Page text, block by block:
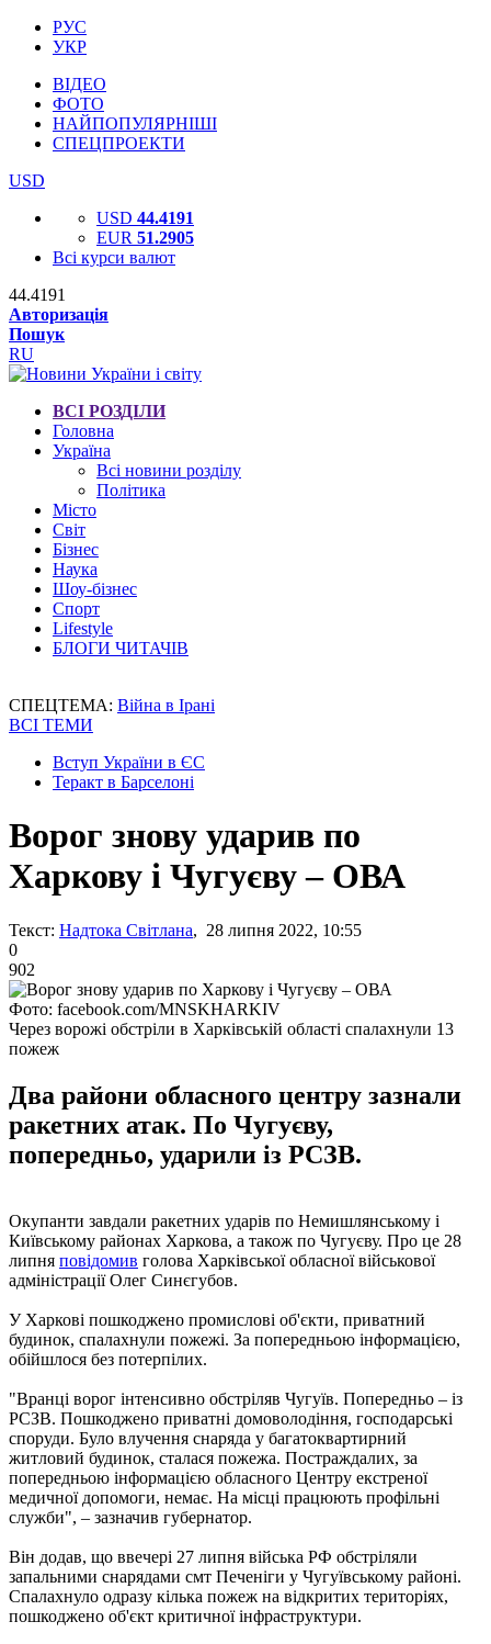
РУС
УКР
ВІДЕО
ФОТО
НАЙПОПУЛЯРНІШІ
СПЕЦПРОЕКТИ
USD
USD 44.4191
EUR 51.2905
Всі курси валют
44.4191
Авторизація
Пошук
RU
ВСІ РОЗДІЛИ
Головна
Україна
Всі новини розділу
Політика
Місто
Світ
Бізнес
Наука
Шоу-бізнес
Спорт
Lifestyle
БЛОГИ ЧИТАЧІВ
СПЕЦТЕМА: Війна в Ірані
ВСІ ТЕМИ
Вступ України в ЄС
Теракт в Барселоні
Ворог знову ударив по
Харкову і Чугуєву – ОВА
Текст: Надтока Світлана, 28 липня 2022, 10:55
0
902
Фото: facebook.com/MNSKHARKIV
Через ворожі обстріли в Харківській області спалахнули 13
пожеж
Два райони обласного центру зазнали
ракетних атак. По Чугуєву,
попередньо, ударили із РСЗВ.
Окупанти завдали ракетних ударів по Немишлянському і
Київському районах Харкова, а також по Чугуєву. Про це 28
липня повідомив голова Харківської обласної військової
адміністрації Олег Синєгубов.
У Харкові пошкоджено промислові об'єкти, приватний
будинок, спалахнули пожежі. За попередньою інформацією,
обійшлося без потерпілих.
"Вранці ворог інтенсивно обстріляв Чугуїв. Попередньо – із
РСЗВ. Пошкоджено приватні домоволодіння, господарські
споруди. Було влучення снаряда у багатоквартирний
житловий будинок, сталася пожежа. Постраждалих, за
попередньою інформацією обласного Центру екстреної
медичної допомоги, немає. На місці працюють профільні
служби", – зазначив губернатор.
Він додав, що ввечері 27 липня війська РФ обстріляли
запальними снарядами смт Печеніги у Чугуївському районі.
Спалахнуло одразу кілька пожеж на відкритих територіях,
пошкоджено об'єкт критичної інфраструктури.